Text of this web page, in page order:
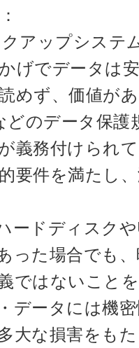
アップシステ
げでデータは
めず、価値があ
どのデータ保護
義務付けられ
要件を満たし
ードディスク
った場合でも
ではないことを
データには機
大な損害をも